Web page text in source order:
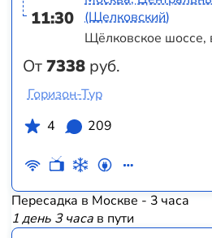
11:30
От7338 руб.
(Щелковский)
Щёлковское шоссе,
Горизон-Тур
4
209
Пересадка в Москве - 3 часа
1 день 3 часав пути